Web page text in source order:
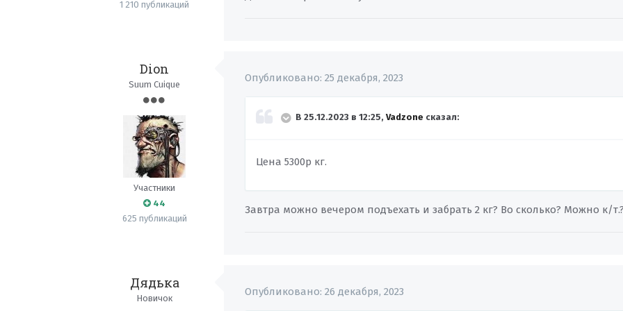
1 210 публикаций
Dion
Suum Cuique
Участники
44
625 публикаций
Опубликовано:25 декабря, 2023
В 25.12.2023 в 12:25,Vadzone сказал:
Цена 5300р кг.
Завтра можно вечером подъехать и забрать 2 кг? Во сколько? Можно к/
Дядька
Новичок
Опубликовано:26 декабря, 2023